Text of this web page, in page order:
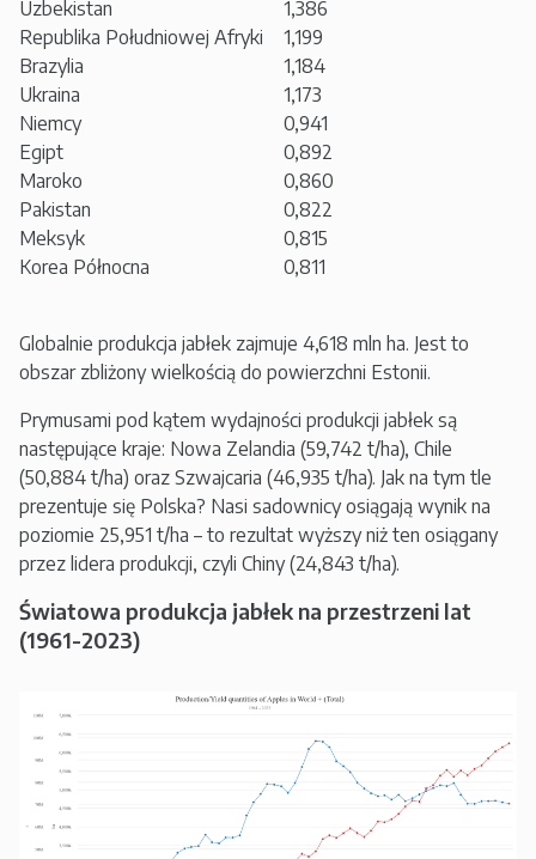
Uzbekistan
1,386
Republika Południowej Afryki
1,199
Brazylia
1,184
Ukraina
1,173
Niemcy
0,941
Egipt
0,892
Maroko
0,860
Pakistan
0,822
Meksyk
0,815
Korea Północna
0,811
Globalnie produkcja jabłek zajmuje 4,618 mln ha. Jest to
obszar zbliżony wielkością do powierzchni Estonii.
Prymusami pod kątem wydajności produkcji jabłek są
następujące kraje: Nowa Zelandia (59,742 t/ha), Chile
(50,884 t/ha) oraz Szwajcaria (46,935 t/ha). Jak na tym tle
prezentuje się Polska? Nasi sadownicy osiągają wynik na
poziomie 25,951 t/ha – to rezultat wyższy niż ten osiągany
przez lidera produkcji, czyli Chiny (24,843 t/ha).
Światowa produkcja jabłek na przestrzeni lat
(1961-2023)